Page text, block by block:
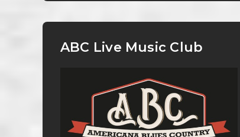
ABC Live Music Club